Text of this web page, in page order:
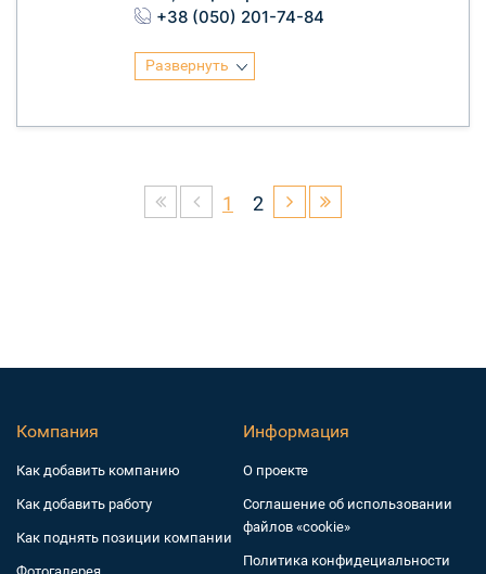
+38 (050) 201-74-84
Развернуть
1 2
Компания
Как добавить компанию
Как добавить работу
Как поднять позиции компании
Информация
О проекте
Соглашение об использовании
файлов «cookie»
Политика конфидециальности